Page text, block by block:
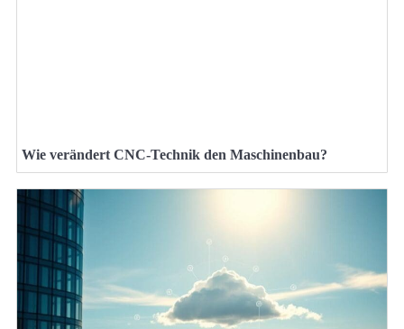
Wie verändert CNC-Technik den Maschinenbau?